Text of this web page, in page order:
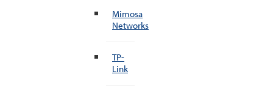
Mimosa
Networks
TP-
Link